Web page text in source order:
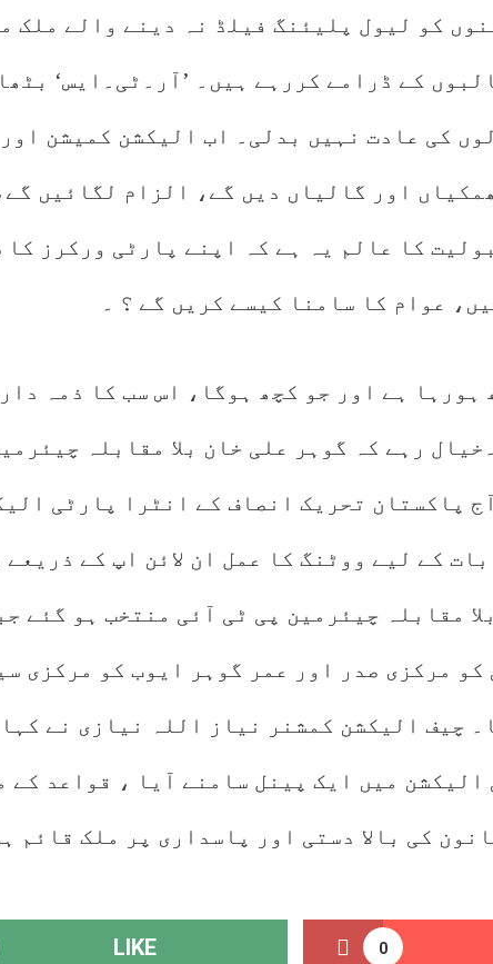
کو لیول پلیئنگ فیلڈ نہ دینے والے ملک
کے ڈرامے کررہے ہیں۔ ’آر۔ٹی۔ایس‘
کی عادت نہیں بدلی۔ اب الیکشن کمیشن
اور گالیاں دیں گے، الزام لگائیں
کا عالم یہ ہے کہ اپنے پارٹی ورکرز کا
عوام کا سامنا کیسے کریں گے ؟ ۔
رہے کہ گوہر علی خان بلا مقابلہ
پاکستان تحریک انصاف کے انٹرا پارٹی
کے لیے ووٹنگ کا عمل ان لائن اپ کے ذریعے
مقابلہ چیئرمین پی ٹی آئی منتخب ہو گئے
کو مرکزی صدر اور عمر گوہر ایوب کو مرکزی
چیف الیکشن کمشنر نیاز اللہ نیازی نے
الیکشن میں ایک پینل سامنے آیا ، قواعد کے
کی بالا دستی اور پاسداری پر ملک قائم
LIKE 0